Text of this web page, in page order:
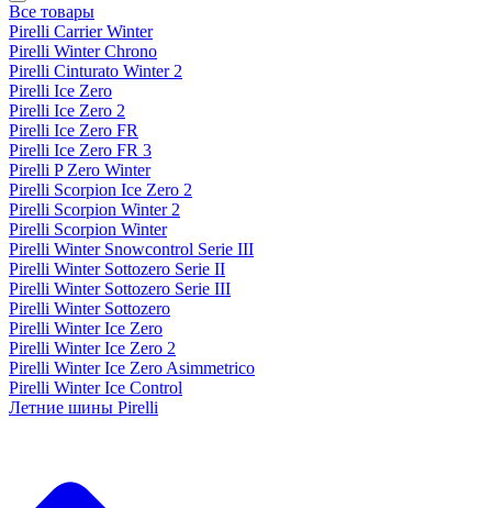
Все товары
Pirelli Carrier Winter
Pirelli Winter Chrono
Pirelli Cinturato Winter 2
Pirelli Ice Zero
Pirelli Ice Zero 2
Pirelli Ice Zero FR
Pirelli Ice Zero FR 3
Pirelli P Zero Winter
Pirelli Scorpion Ice Zero 2
Pirelli Scorpion Winter 2
Pirelli Scorpion Winter
Pirelli Winter Snowcontrol Serie III
Pirelli Winter Sottozero Serie II
Pirelli Winter Sottozero Serie III
Pirelli Winter Sottozero
Pirelli Winter Ice Zero
Pirelli Winter Ice Zero 2
Pirelli Winter Ice Zero Asimmetrico
Pirelli Winter Ice Control
Летние шины Pirelli